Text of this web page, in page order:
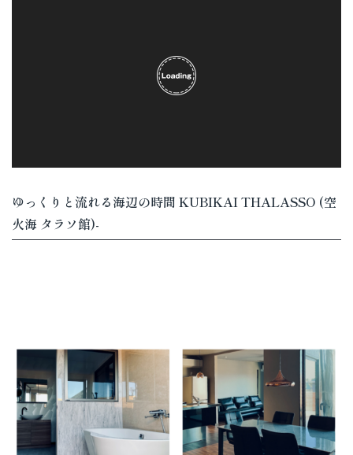
ゆっくりと流れる海辺の時間 KUBIKAI THALASSO (空
火海 タラソ館)-